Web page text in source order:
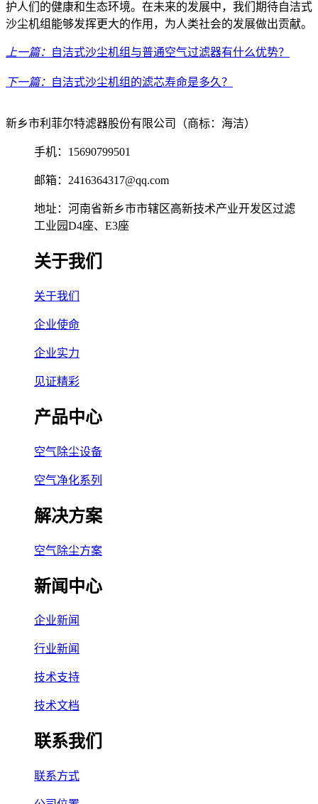
护人们的健康和生态环境。在未来的发展中，我们期待自洁式
沙尘机组能够发挥更大的作用，为人类社会的发展做出贡献。
上一篇： 自洁式沙尘机组与普通空气过滤器有什么优势？
下一篇： 自洁式沙尘机组的滤芯寿命是多久？
新乡市利菲尔特滤器股份有限公司（商标：海洁）
手机：15690799501
邮箱：2416364317@qq.com
地址：河南省新乡市市辖区高新技术产业开发区过滤
工业园D4座、E3座
关于我们
关于我们
企业使命
企业实力
见证精彩
产品中心
空气除尘设备
空气净化系列
解决方案
空气除尘方案
新闻中心
企业新闻
行业新闻
技术支持
技术文档
联系我们
联系方式